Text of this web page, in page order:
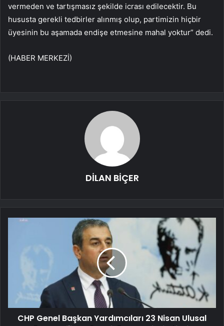
vermeden ve tartışmasız şekilde icrası edilecektir. Bu
hususta gerekli tedbirler alınmış olup, partimizin hiçbir
üyesinin bu aşamada endişe etmesine mahal yoktur” dedi.
(HABER MERKEZİ)
DİLAN BİÇER
CHP Genel Başkan Yardımcıları 23 Nisan Ulusal